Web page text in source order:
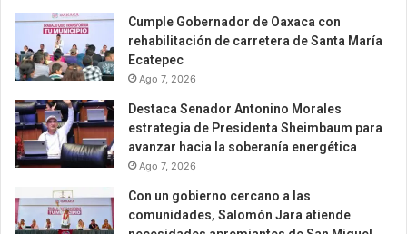
Cumple Gobernador de Oaxaca con
rehabilitación de carretera de Santa María
Ecatepec
Ago 7, 2026
Destaca Senador Antonino Morales
estrategia de Presidenta Sheimbaum para
avanzar hacia la soberanía energética
Ago 7, 2026
Con un gobierno cercano a las
comunidades, Salomón Jara atiende